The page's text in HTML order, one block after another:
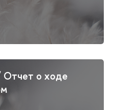
Отчет о ходе